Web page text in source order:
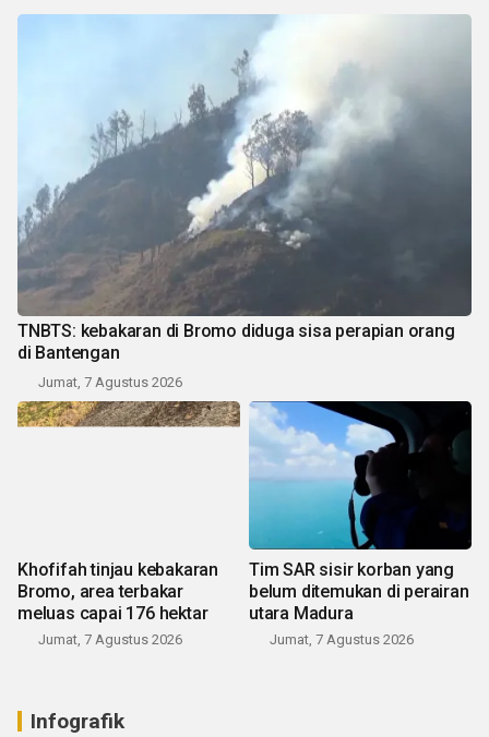
TNBTS: kebakaran di Bromo diduga sisa perapian orang
di Bantengan
Jumat, 7 Agustus 2026
Khofifah tinjau kebakaran
Bromo, area terbakar
meluas capai 176 hektar
Jumat, 7 Agustus 2026
Tim SAR sisir korban yang
belum ditemukan di perairan
utara Madura
Jumat, 7 Agustus 2026
Infografik